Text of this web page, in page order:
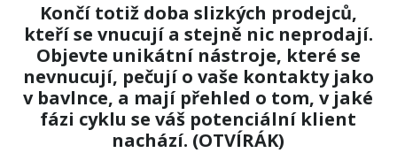
Končí totiž doba slizkých prodejců,
kteří se vnucují a stejně nic neprodají.
Objevte unikátní nástroje, které se
nevnucují, pečují o vaše kontakty jako
v bavlnce, a mají přehled o tom, v jaké
fázi cyklu se váš potenciální klient
nachází. (OTVÍRÁK)